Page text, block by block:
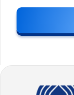
Перейти